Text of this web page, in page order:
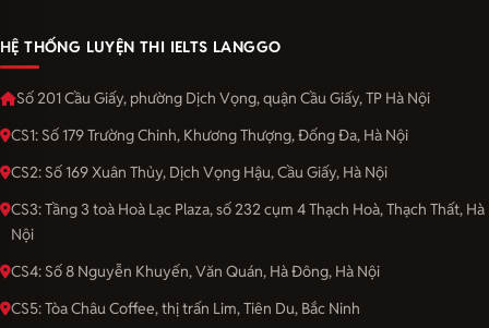
HỆ THỐNG LUYỆN THI IELTS LANGGO
Số 201 Cầu Giấy, phường Dịch Vọng, quận Cầu Giấy, TP Hà Nội
CS1: Số 179 Trường Chinh, Khương Thượng, Đống Đa, Hà Nội
CS2: Số 169 Xuân Thủy, Dịch Vọng Hậu, Cầu Giấy, Hà Nội
CS3: Tầng 3 toà Hoà Lạc Plaza, số 232 cụm 4 Thạch Hoà, Thạch Thất, Hà
Nội
CS4: Số 8 Nguyễn Khuyến, Văn Quán, Hà Đông, Hà Nội
CS5: Tòa Châu Coffee, thị trấn Lim, Tiên Du, Bắc Ninh